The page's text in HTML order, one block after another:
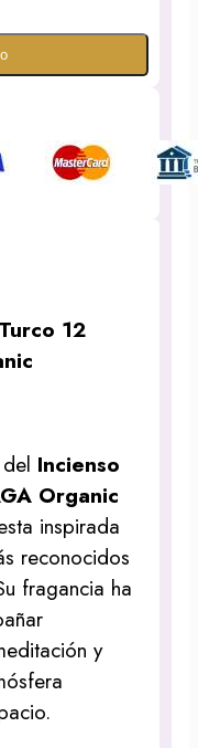
12
Incienso
Organic
inspirada
reconocidos
fragancia ha
y